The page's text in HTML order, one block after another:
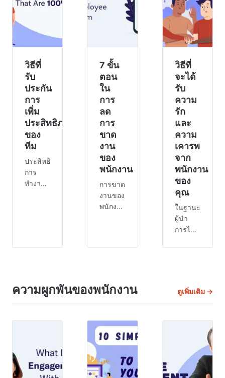
หลับ
ชั่วโมง
คำ
แนะนำ
ที่ดีใน
ทาง
ทฤษฎี
แต่ถ้า
คุณ
พลังงาน
ไป มีคน
ตะคอก
ใส่เพื่อ
นร
สุขภาพ
(Health
Reso
วิธีที่
รับ
ประกัน
การ
เพิ่ม
ประสิทธิภาพ
ของ
ทีม
ประสิทธิภาพ
การ
ทำงาน
พนักงาน
ประสิทธิภาพ
โดยใช้
และจุด
แข็งของ
กันและ
7 ขั้น
ตอน
ใน
การ
ลด
การ
ขาด
งาน
ของ
พนักงาน
การขาด
งานของ
พนักงาน
เงินต่อ
ทั่ว
สหรัฐอเมริกา
อย่าง
การขาด
งาน
ธุรกิจ
ต้องสูญ
วิธีที่
จะได้
รับ
ความ
รัก
และ
ความ
เคารพ
จาก
พนักงาน
ของ
คุณ
ในฐานะ
ผู้นำ
การได้
ถือเป็น
กุญแจ
สำคัญ
ต้องการ
จากพวก
เขา การ
ความผูกพันของพนักงาน ดูเพิ่มเติม →